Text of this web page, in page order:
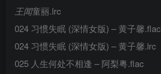
王闻童丽.lrc
024 习惯失眠 (深情女版) – 黄子馨.flac
024 习惯失眠 (深情女版) – 黄子馨.lrc
025 人生何处不相逢 – 阿梨粤.flac